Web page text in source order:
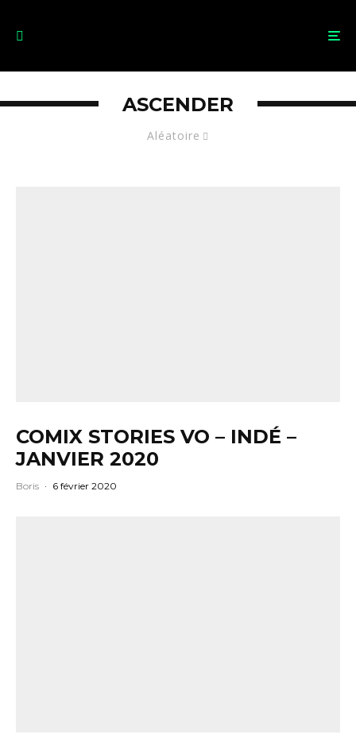
Aléatoire
ASCENDER
COMIX STORIES VO – INDÉ –
JANVIER 2020
Boris · 6 février 2020